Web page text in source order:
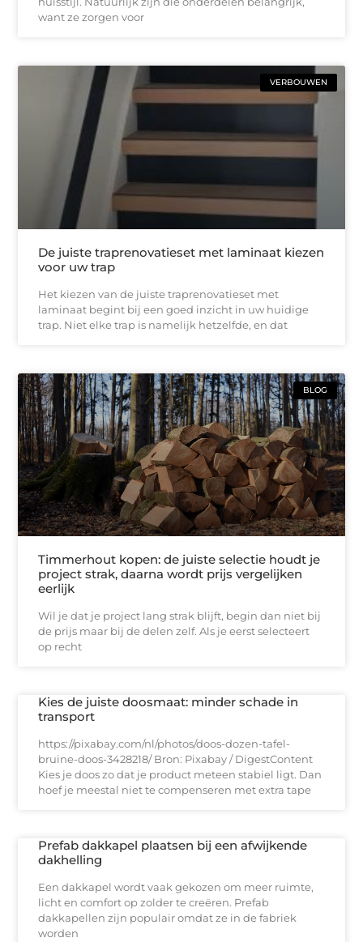
want ze zorgen voor
VERBOUWEN
De juiste traprenovatieset met laminaat kiezen
voor uw trap
Het kiezen van de juiste traprenovatieset met
laminaat begint bij een goed inzicht in uw huidige
trap. Niet elke trap is namelijk hetzelfde, en dat
BLOG
Timmerhout kopen: de juiste selectie houdt je
project strak, daarna wordt prijs vergelijken
eerlijk
Wil je dat je project lang strak blijft, begin dan niet bij
de prijs maar bij de delen zelf. Als je eerst selecteert
op recht
Kies de juiste doosmaat: minder schade in
transport
https://pixabay.com/nl/photos/doos-dozen-tafel-
bruine-doos-3428218/ Bron: Pixabay / DigestContent
Kies je doos zo dat je product meteen stabiel ligt. Dan
hoef je meestal niet te compenseren met extra tape
Prefab dakkapel plaatsen bij een afwijkende
dakhelling
Een dakkapel wordt vaak gekozen om meer ruimte,
licht en comfort op zolder te creëren. Prefab
dakkapellen zijn populair omdat ze in de fabriek
worden